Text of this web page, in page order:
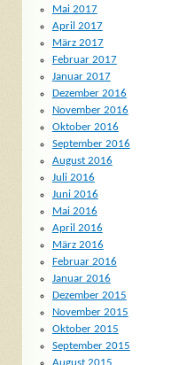
Mai 2017
April 2017
März 2017
Februar 2017
Januar 2017
Dezember 2016
November 2016
Oktober 2016
September 2016
August 2016
Juli 2016
Juni 2016
Mai 2016
April 2016
März 2016
Februar 2016
Januar 2016
Dezember 2015
November 2015
Oktober 2015
September 2015